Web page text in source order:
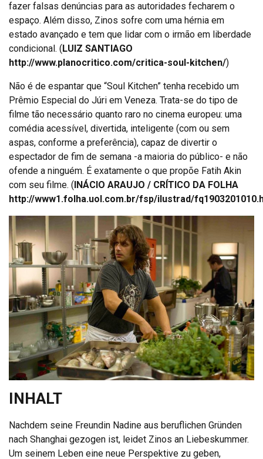
fazer falsas denúncias para as autoridades fecharem o
espaço. Além disso, Zinos sofre com uma hérnia em
estado avançado e tem que lidar com o irmão em liberdade
condicional. (LUIZ SANTIAGO
http://www.planocritico.com/critica-soul-kitchen/)
Não é de espantar que “Soul Kitchen” tenha recebido um
Prêmio Especial do Júri em Veneza. Trata-se do tipo de
filme tão necessário quanto raro no cinema europeu: uma
comédia acessível, divertida, inteligente (com ou sem
aspas, conforme a preferência), capaz de divertir o
espectador de fim de semana -a maioria do público- e não
ofende a ninguém. É exatamente o que propõe Fatih Akin
com seu filme. (INÁCIO ARAUJO / CRÍTICO DA FOLHA
http://www1.folha.uol.com.br/fsp/ilustrad/
INHALT
Nachdem seine Freundin Nadine aus beruflichen Gründen
nach Shanghai gezogen ist, leidet Zinos an Liebeskummer.
Um seinem Leben eine neue Perspektive zu geben,